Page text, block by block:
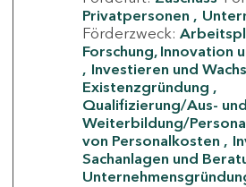
Privatpersonen
Förderzweck:
Forschung, Innovation
Investieren und
Existenzgründung
Qualifizierung/Aus- und
Weiterbildung/
von Personalkosten
Sachanlagen und